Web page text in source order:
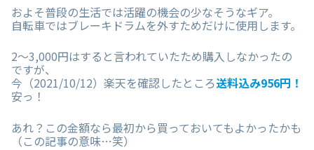
およそ普段の生活では活躍の機会の少なそうなギア。
自転車ではブレーキドラムを外すためだけに使用します。
2〜3,000円はすると言われていたため購入しなかったの
ですが、
今（2021/10/12）楽天を確認したところ送料込み956円 ！
安っ！
あれ？この金額なら最初から買っておいてもよかったかも
（この記事の意味…笑）